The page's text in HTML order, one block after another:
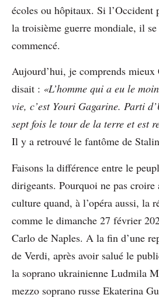
écoles ou hôpitaux. Si l’Occident
la troisième guerre mondiale, il
commencé.
Aujourd’hui, je comprends
disait : «L’homme qui a eu le
vie, c’est Youri Gagarine. Parti
sept fois le tour de la terre et est
Il y a retrouvé le fantôme de
Faisons la différence entre le
dirigeants. Pourquoi ne pas
culture quand, à l’opéra aussi, la
comme le dimanche 27 février
Carlo de Naples. A la fin d’une
de Verdi, après avoir salué le
la soprano ukrainienne Ludmila
mezzo soprano russe Ekaterina